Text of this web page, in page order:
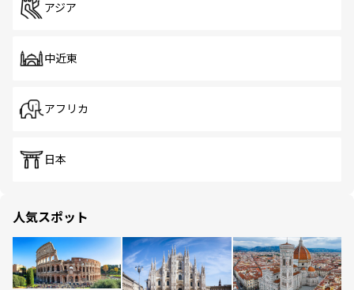
アジア
中近東
アフリカ
日本
人気スポット